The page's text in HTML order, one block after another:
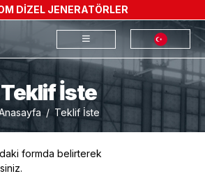
DİZEL JENERATÖRLER
Teklif İste
Teklif İste
formda belirterek